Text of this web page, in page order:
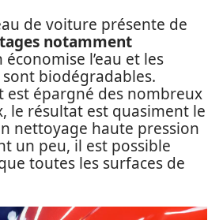
de voiture présente de
notamment
économise l’eau et les
biodégradables.
est épargné des nombreux
le résultat est quasiment le
nettoyage haute pression
un peu, il est possible
toutes les surfaces de